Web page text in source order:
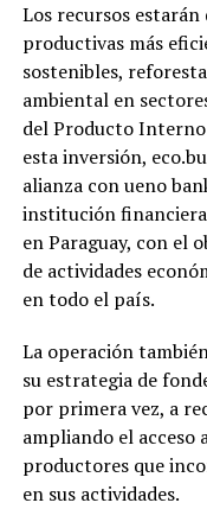
Los recursos
productivas más
sostenibles,
ambiental en
del Producto
esta inversión,
alianza con ueno
institución
en Paraguay, con el
de actividades
en todo el país.
La operación
su estrategia de
por primera vez, a
ampliando el acceso
productores que
en sus actividades.